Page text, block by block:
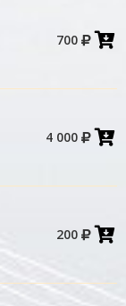
700
4 000
200